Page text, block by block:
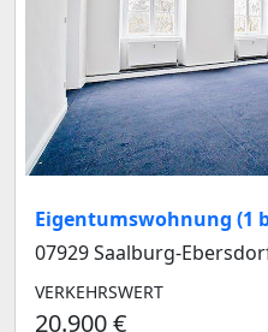
Eigentumswohnung (1
07929 Saalburg-
VERKEHRSWERT
20.900 €